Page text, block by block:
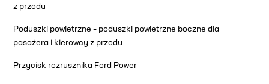
z przodu
Poduszki powietrzne – poduszki powietrzne boczne dla
pasażera i kierowcy z przodu
Przycisk rozrusznika Ford Power